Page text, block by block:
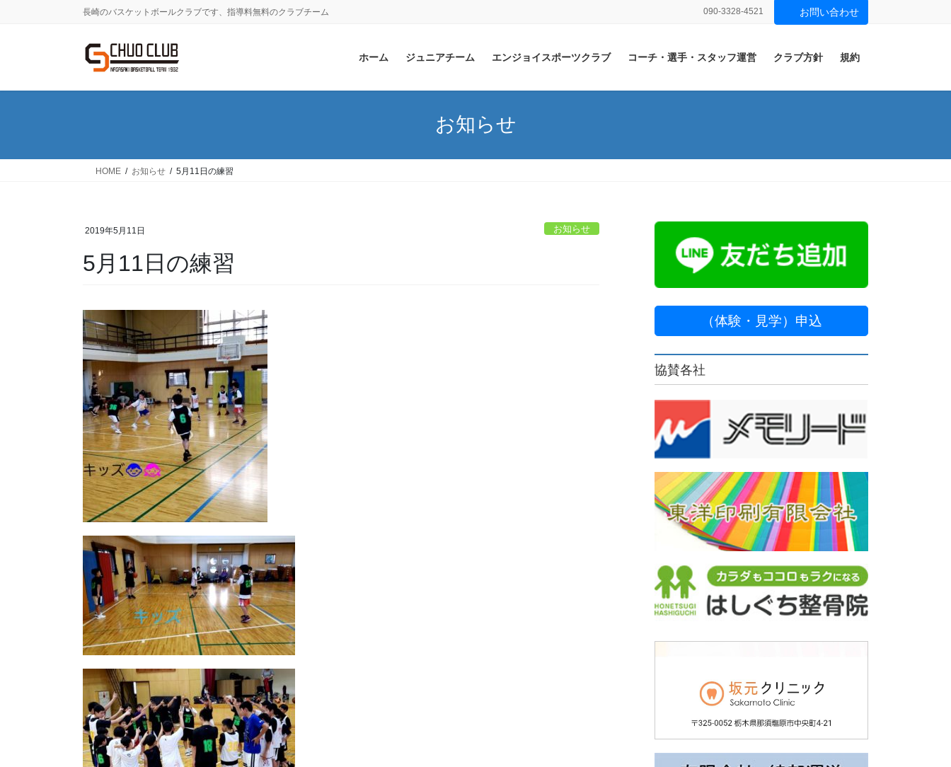
に
ョ
動
長崎のバスケットボールクラブです、指導料無料のクラブチーム 090-3328-4521 お問い合わせ
ホーム ジュニアチーム エンジョイスポーツクラブ コーチ・選手・スタッフ運営 クラブ方針 規約
お知らせ
HOME お知らせ 5月11日の練習
2019年5月11日 お知らせ
5月11日の練習
（体験・見学）申込
協賛各社